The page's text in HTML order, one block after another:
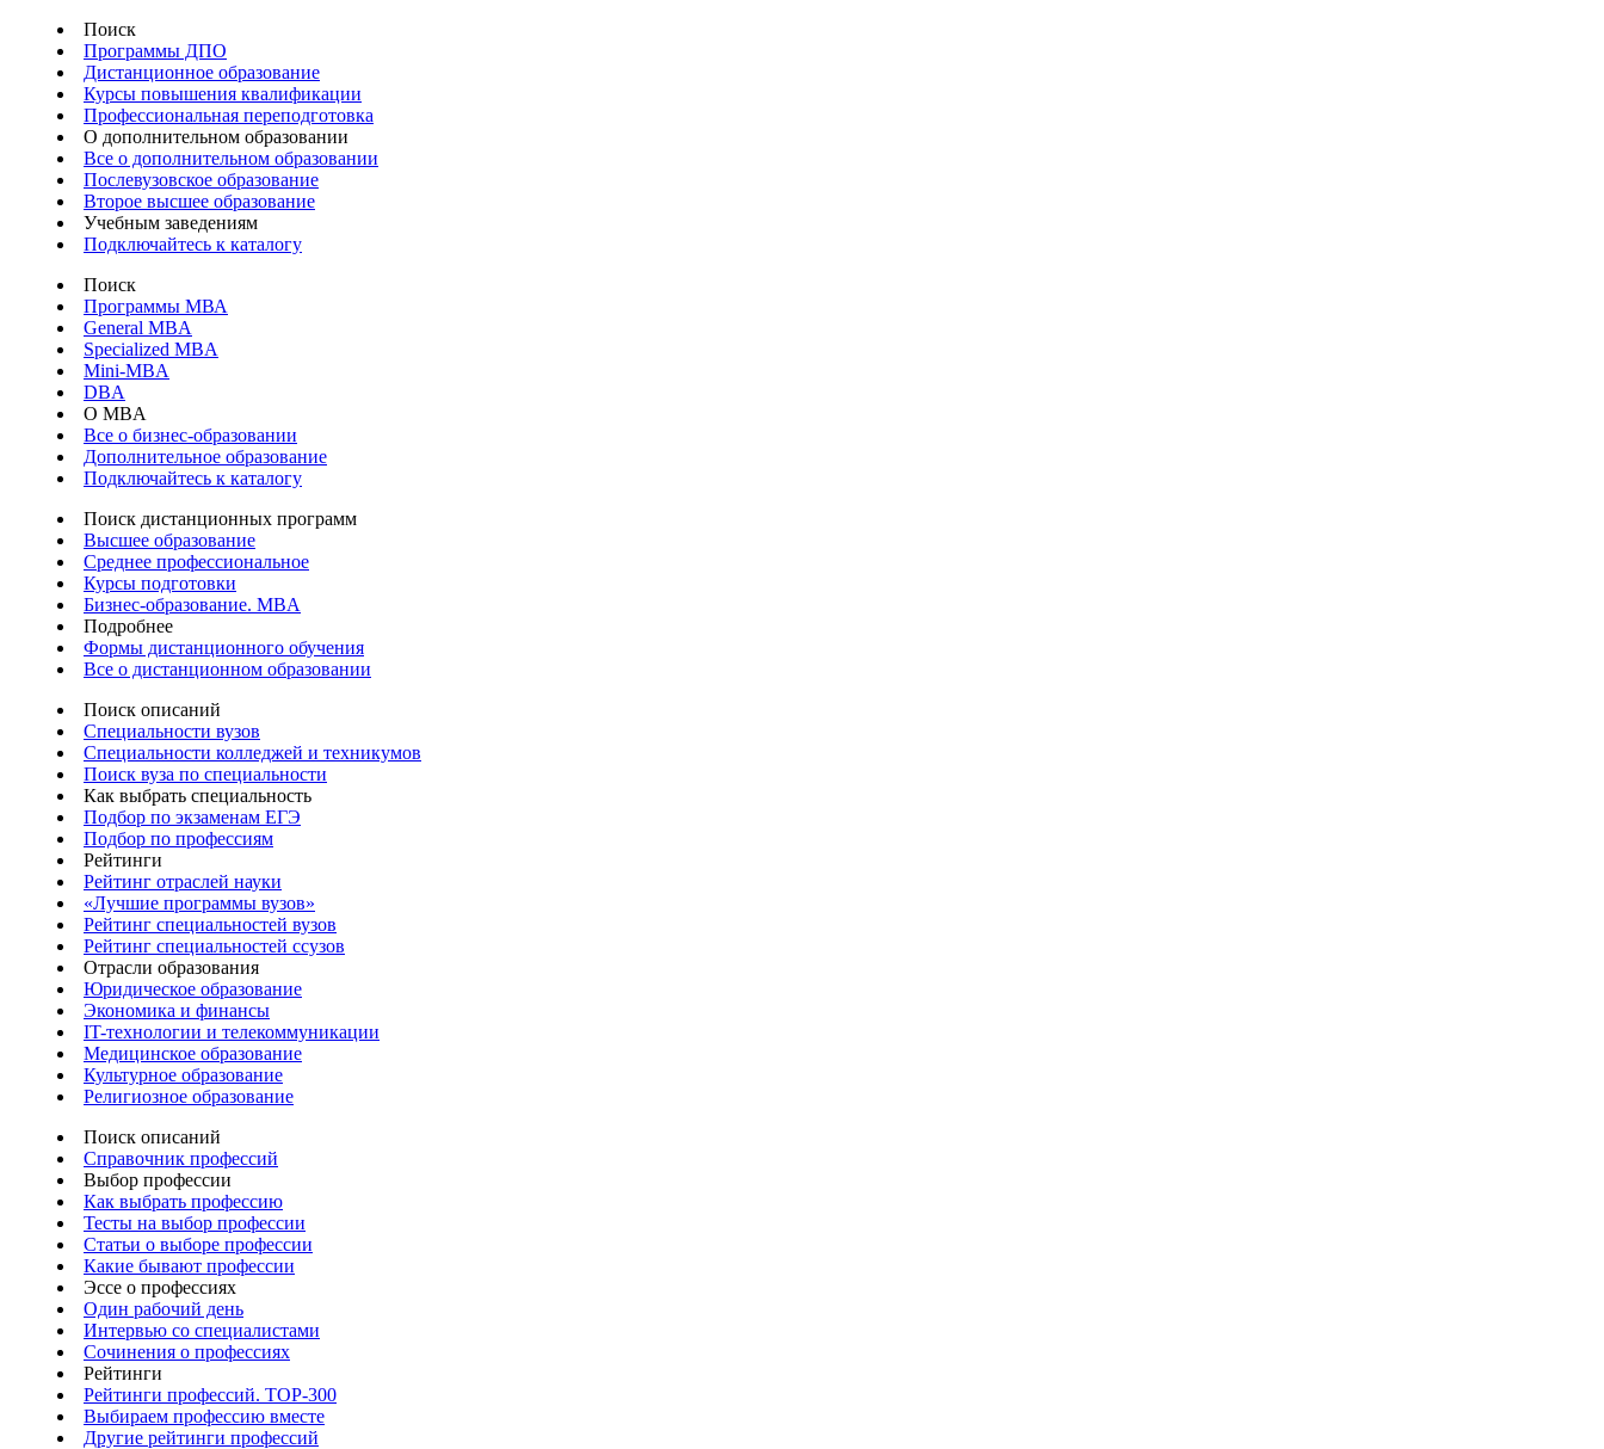
Поиск
Программы ДПО
Дистанционное образование
Курсы повышения квалификации
Профессиональная переподготовка
О дополнительном образовании
Все о дополнительном образовании
Послевузовское образование
Второе высшее образование
Учебным заведениям
Подключайтесь к каталогу
Поиск
Программы МВА
General MBA
Specialized MBA
Mini-MBA
DBA
О MBA
Все о бизнес-образовании
Дополнительное образование
Подключайтесь к каталогу
Поиск дистанционных программ
Высшее образование
Среднее профессиональное
Курсы подготовки
Бизнес-образование. MBA
Подробнее
Формы дистанционного обучения
Все о дистанционном образовании
Поиск описаний
Специальности вузов
Специальности колледжей и техникумов
Поиск вуза по специальности
Как выбрать специальность
Подбор по экзаменам ЕГЭ
Подбор по профессиям
Рейтинги
Рейтинг отраслей науки
«Лучшие программы вузов»
Рейтинг специальностей вузов
Рейтинг специальностей ссузов
Отрасли образования
Юридическое образование
Экономика и финансы
IT-технологии и телекоммуникации
Медицинское образование
Культурное образование
Религиозное образование
Поиск описаний
Справочник профессий
Выбор профессии
Как выбрать профессию
Тесты на выбор профессии
Статьи о выборе профессии
Какие бывают профессии
Эссе о профессиях
Один рабочий день
Интервью со специалистами
Сочинения о профессиях
Рейтинги
Рейтинги профессий. TOP-300
Выбираем профессию вместе
Другие рейтинги профессий